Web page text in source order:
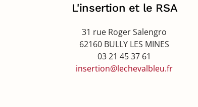
L'insertion et le RSA
31 rue Roger Salengro
62160 BULLY LES MINES
03 21 45 37 61
insertion@lechevalbleu.fr